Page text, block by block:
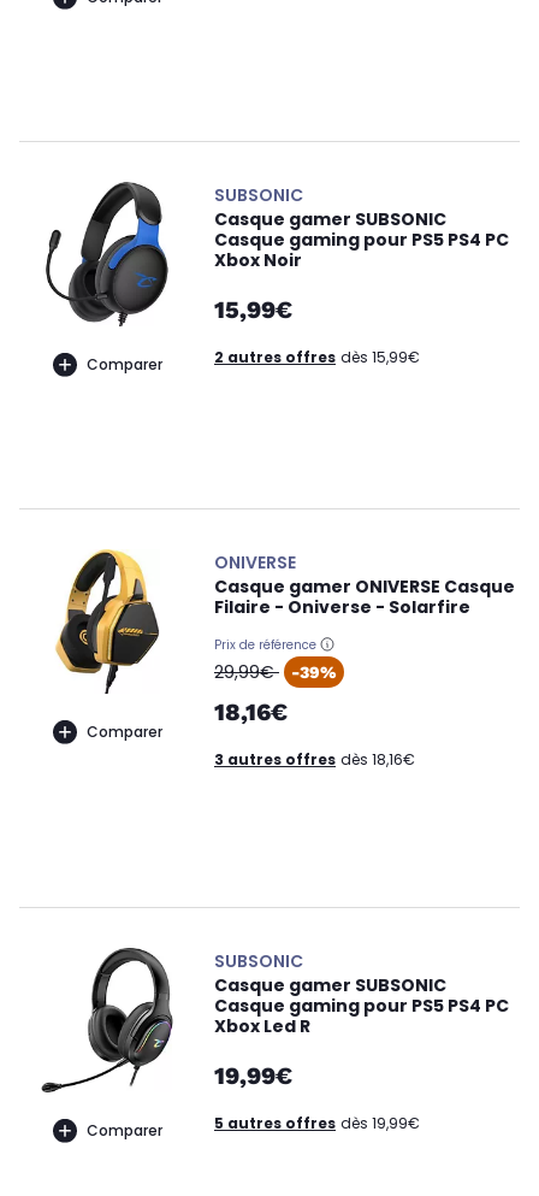
Comparer
SUBSONIC
Casque gamer SUBSONIC
Casque gaming pour PS5 PS4 PC
Xbox Noir
15,99€
2 autres offres dès 15,99€
Comparer
ONIVERSE
Casque gamer ONIVERSE Casque
Filaire - Oniverse - Solarfire
Prix de référence
oldPrice
29,99€ -39%
18,16€
3 autres offres dès 18,16€
Comparer
SUBSONIC
Casque gamer SUBSONIC
Casque gaming pour PS5 PS4 PC
Xbox Led R
19,99€
5 autres offres dès 19,99€